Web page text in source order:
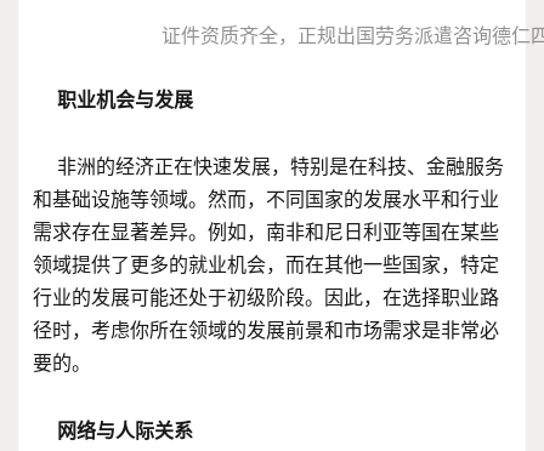
证件资质齐全，正规出国劳务派遣咨询德仁
职业机会与发展
非洲的经济正在快速发展，特别是在科技、金融服务
和基础设施等领域。然而，不同国家的发展水平和行业
需求存在显著差异。例如，南非和尼日利亚等国在某些
领域提供了更多的就业机会，而在其他一些国家，特定
行业的发展可能还处于初级阶段。因此，在选择职业路
径时，考虑你所在领域的发展前景和市场需求是非常必
要的。
网络与人际关系